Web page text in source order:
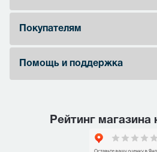
Покупателям
Помощь и поддержка
Рейтинг магазина